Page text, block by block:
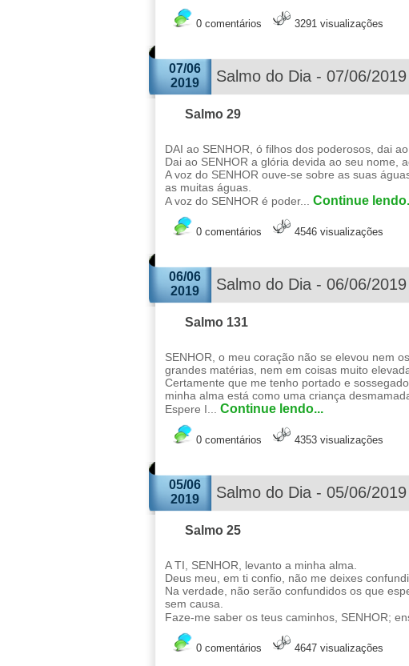
0 comentários 3291 visualizações
07/06
2019
Salmo do Dia - 07/06/2019
Salmo 29
DAI ao SENHOR, ó filhos dos poderosos, dai
Dai ao SENHOR a glória devida ao seu nome,
A voz do SENHOR ouve-se sobre as suas
as muitas águas.
A voz do SENHOR é poder... Continue
0 comentários 4546 visualizações
06/06
2019
Salmo do Dia - 06/06/2019
Salmo 131
SENHOR, o meu coração não se elevou nem
grandes matérias, nem em coisas muito
Certamente que me tenho portado e
minha alma está como uma criança
Espere I... Continue lendo...
0 comentários 4353 visualizações
05/06
2019
Salmo do Dia - 05/06/2019
Salmo 25
A TI, SENHOR, levanto a minha alma.
Deus meu, em ti confio, não me deixes
Na verdade, não serão confundidos os que
sem causa.
Faze-me saber os teus caminhos, SENHOR;
0 comentários 4647 visualizações